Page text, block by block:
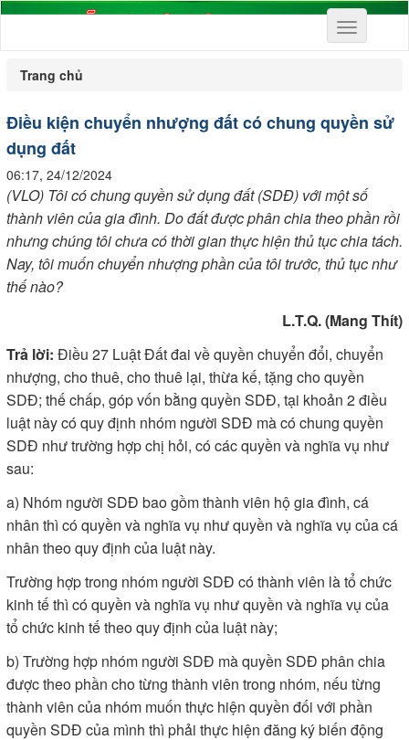
Toggle
navigation
Trang chủ
Điều kiện chuyển nhượng đất có chung quyền sử
dụng đất
06:17, 24/12/2024
(VLO) Tôi có chung quyền sử dụng đất (SDĐ) với một số
thành viên của gia đình. Do đất được phân chia theo phần rồi
nhưng chúng tôi chưa có thời gian thực hiện thủ tục chia tách.
Nay, tôi muốn chuyển nhượng phần của tôi trước, thủ tục như
thế nào?
L.T.Q. (Mang Thít)
Trả lời: Điều 27 Luật Đất đai về quyền chuyển đổi, chuyển
nhượng, cho thuê, cho thuê lại, thừa kế, tặng cho quyền
SDĐ; thế chấp, góp vốn bằng quyền SDĐ, tại khoản 2 điều
luật này có quy định nhóm người SDĐ mà có chung quyền
SDĐ như trường hợp chị hỏi, có các quyền và nghĩa vụ như
sau:
a) Nhóm người SDĐ bao gồm thành viên hộ gia đình, cá
nhân thì có quyền và nghĩa vụ như quyền và nghĩa vụ của cá
nhân theo quy định của luật này.
Trường hợp trong nhóm người SDĐ có thành viên là tổ chức
kinh tế thì có quyền và nghĩa vụ như quyền và nghĩa vụ của
tổ chức kinh tế theo quy định của luật này;
b) Trường hợp nhóm người SDĐ mà quyền SDĐ phân chia
được theo phần cho từng thành viên trong nhóm, nếu từng
thành viên của nhóm muốn thực hiện quyền đối với phần
quyền SDĐ của mình thì phải thực hiện đăng ký biến động